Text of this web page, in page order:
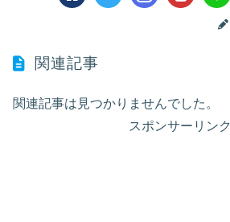
関連記事
関連記事は見つかりませんでした。
スポンサーリンク